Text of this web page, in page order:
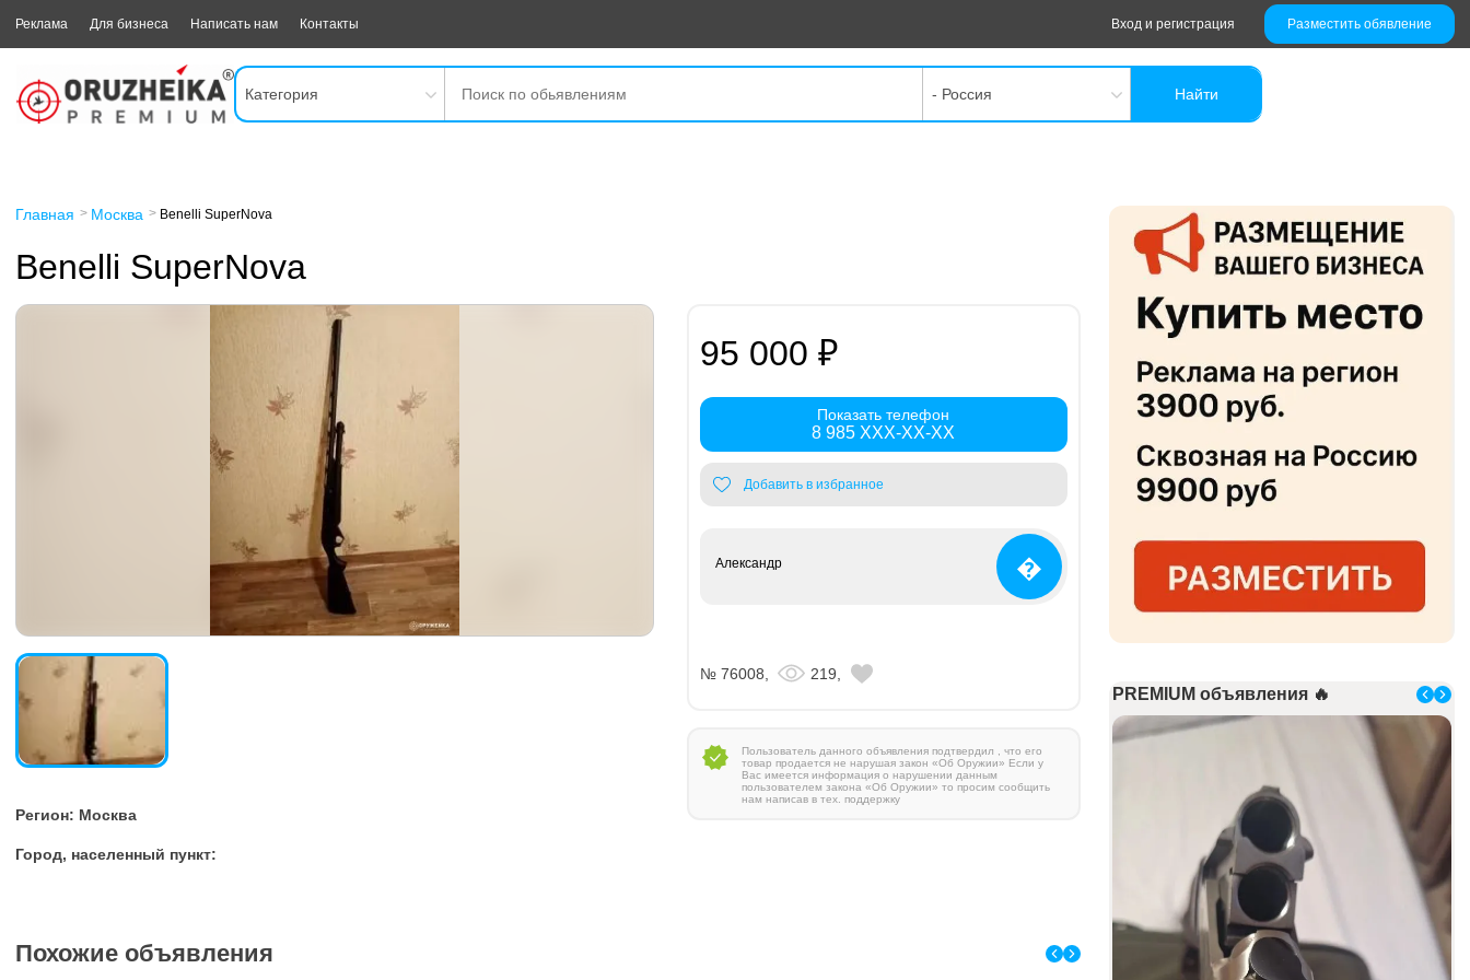
Реклама Для бизнеса Написать нам Контакты Вход и регистрация Разместить обявление
Категория - Россия Найти
Главная Москва Benelli SuperNova
Benelli SuperNova
Регион: Москва
Город, населенный пункт:
95 000 ₽
Показать телефон
8 985 XXX-XX-XX
Добавить в избранное
Александр �
№ 76008, 219,
Пользователь данного объявления подтвердил , что его
товар продается не нарушая закон «Об Оружии» Если у
Вас имеется информация о нарушении данным
пользователем закона «Об Оружии» то просим сообщить
нам написав в тех. поддержку
Похожие объявления
PREMIUM объявления 🔥